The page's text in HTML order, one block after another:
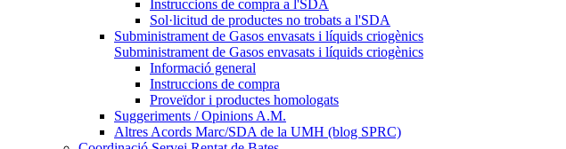
Instruccions de compra a l'SDA
Sol·licitud de productes no trobats a l'SDA
Subministrament de Gasos envasats i líquids criogènics
Subministrament de Gasos envasats i líquids criogènics
Informació general
Instruccions de compra
Proveïdor i productes homologats
Suggeriments / Opinions A.M.
Altres Acords Marc/SDA de la UMH (blog SPRC)